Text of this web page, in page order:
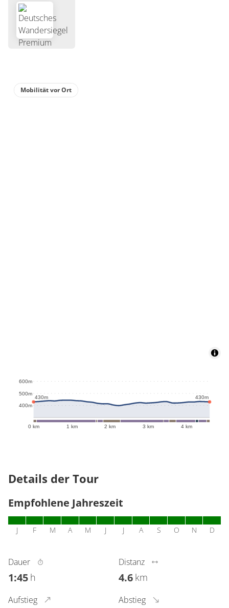
Mobilität vor Ort
0 km 1 km 2 km 3 km 4 km
400m
500m
600m
430m 430m
Details der Tour
Empfohlene Jahreszeit
J F M A M J J A S O N D
Dauer
1:45 h
Distanz
4.6 km
Aufstieg Abstieg